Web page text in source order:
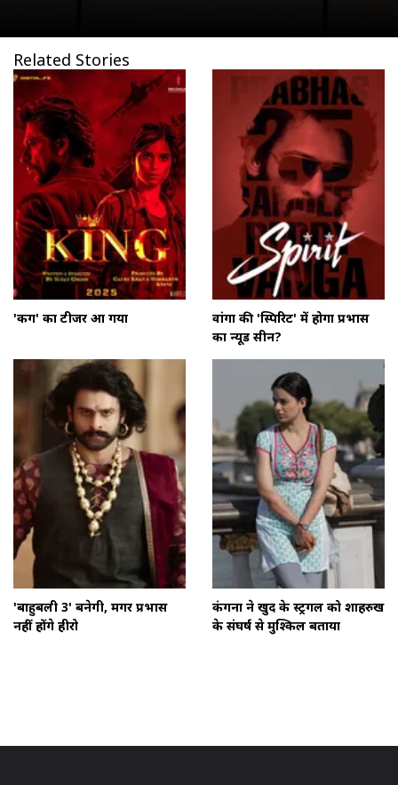
Related Stories
'किंग' का टीजर आ गया
वांगा की 'स्पिरिट' में होगा प्रभास
का न्यूड सीन?
'बाहुबली 3' बनेगी, मगर प्रभास
नहीं होंगे हीरो
कंगना ने खुद के स्ट्रगल को शाहरुख
के संघर्ष से मुश्किल बताया